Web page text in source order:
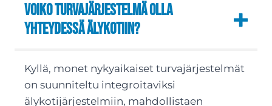
Voiko turvajärjestelmä olla
yhteydessä älykotiin?
Kyllä, monet nykyaikaiset turvajärjestelmät
on suunniteltu integroitaviksi
älykotijärjestelmiin, mahdollistaen